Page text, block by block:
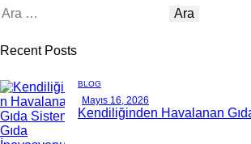
Recent Posts
BLOG
Mayıs 16, 2026
Kendiliğinden Havalanan